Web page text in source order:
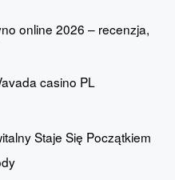
online 2026 – recenzja,
casino PL
Staje Się Początkiem